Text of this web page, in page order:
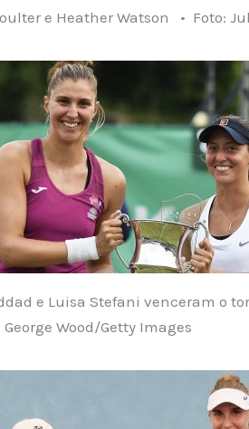
e Heather Watson • Foto:
e Luisa Stefani venceram o
Wood/Getty Images